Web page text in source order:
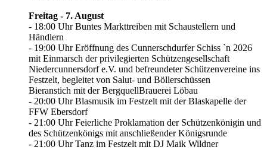
Freitag - 7. August
- 18:00 Uhr Buntes Markttreiben mit Schaustellern und
Händlern
- 19:00 Uhr Eröffnung des Cunnerschdurfer Schiss `n 2026
mit Einmarsch der privilegierten Schützengesellschaft
Niedercunnersdorf e.V. und befreundeter Schützenvereine ins
Festzelt, begleitet von Salut- und Böllerschüssen
Bieranstich mit der BergquellBrauerei Löbau
- 20:00 Uhr Blasmusik im Festzelt mit der Blaskapelle der
FFW Ebersdorf
- 21:00 Uhr Feierliche Proklamation der Schützenkönigin und
des Schützenkönigs mit anschließender Königsrunde
- 21:00 Uhr Tanz im Festzelt mit DJ Maik Wildner